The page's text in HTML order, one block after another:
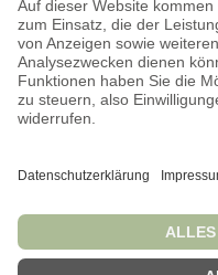
Offizieller Onlineshop für
Wir sind stets bemüht,